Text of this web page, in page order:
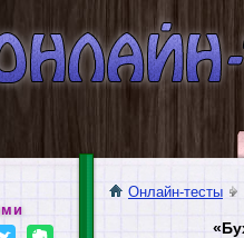
Онлайн-тесты